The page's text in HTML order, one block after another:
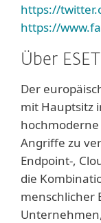
https://
https://
Über ESET
Der
mit Hauptsitz
Angriffe zu
Endpoint-,
die
menschlicher